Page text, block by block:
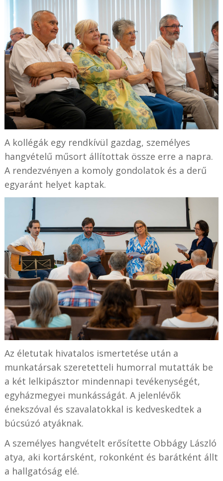
A kollégák egy rendkívül gazdag, személyes
hangvételű műsort állítottak össze erre a napra.
A rendezvényen a komoly gondolatok és a derű
egyaránt helyet kaptak.
Az életutak hivatalos ismertetése után a
munkatársak szeretetteli humorral mutatták be
a két lelkipásztor mindennapi tevékenységét,
egyházmegyei munkásságát. A jelenlévők
énekszóval és szavalatokkal is kedveskedtek a
búcsúzó atyáknak.
A személyes hangvételt erősítette Obbágy László
atya, aki kortársként, rokonként és barátként állt
a hallgatóság elé.